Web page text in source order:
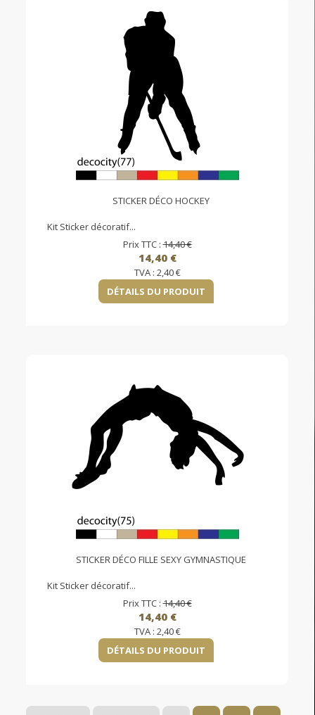
STICKER DÉCO HOCKEY
Kit Sticker décoratif...
Prix TTC :14,40 €
14,40 €
TVA : 2,40 €
DÉTAILS DU PRODUIT
STICKER DÉCO FILLE SEXY GYMNASTIQUE
Kit Sticker décoratif...
Prix TTC :14,40 €
14,40 €
TVA : 2,40 €
DÉTAILS DU PRODUIT